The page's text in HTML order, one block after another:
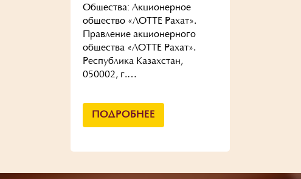
Общества: Акционерное
общество «ЛОТТЕ Рахат».
Правление акционерного
общества «ЛОТТЕ Рахат».
Республика Казахстан,
050002, г.…
ПОДРОБНЕЕ